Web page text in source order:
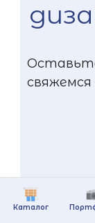
Каталог
свяжемся